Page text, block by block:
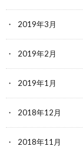
2019年3月
2019年2月
2019年1月
2018年12月
2018年11月